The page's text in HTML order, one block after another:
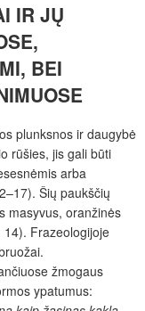
IR JŲ
BEI
plunksnos ir daugybė
rūšies, jis gali būti
arba
Šių paukščių
masyvus, oranžinės
Frazeologijoje
žmogaus
ypatumus: